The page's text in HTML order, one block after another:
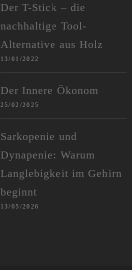
Der T-Stick – die
nachhaltige Tool-
Alternative aus Holz
13/01/2022
Der Innere Ökonom
25/02/2025
Sarkopenie und
Dynapenie: Warum
Langlebigkeit im Gehirn
beginnt
13/05/2026